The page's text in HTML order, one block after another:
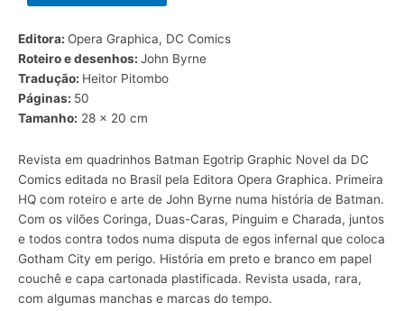
Editora: Opera Graphica, DC Comics
Roteiro e desenhos: John Byrne
Tradução: Heitor Pitombo
Páginas: 50
Tamanho: 28 x 20 cm
Revista em quadrinhos Batman Egotrip Graphic Novel da DC
Comics editada no Brasil pela Editora Opera Graphica. Primeira
HQ com roteiro e arte de John Byrne numa história de Batman.
Com os vilões Coringa, Duas-Caras, Pinguim e Charada, juntos
e todos contra todos numa disputa de egos infernal que coloca
Gotham City em perigo. História em preto e branco em papel
couchê e capa cartonada plastificada. Revista usada, rara,
com algumas manchas e marcas do tempo.